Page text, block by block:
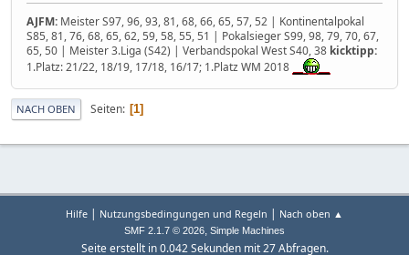
AJFM: Meister S97, 96, 93, 81, 68, 66, 65, 57, 52 | Kontinentalpokal
S85, 81, 76, 68, 65, 62, 59, 58, 55, 51 | Pokalsieger S99, 98, 79, 70, 67,
65, 50 | Meister 3.Liga (S42) | Verbandspokal West S40, 38 kicktipp:
1.Platz: 21/22, 18/19, 17/18, 16/17; 1.Platz WM 2018
NACH OBEN Seiten 1
Hilfe | Nutzungsbedingungen und Regeln | Nach oben ▲
SMF 2.1.7 © 2026, Simple Machines
Seite erstellt in 0.042 Sekunden mit 27 Abfragen.